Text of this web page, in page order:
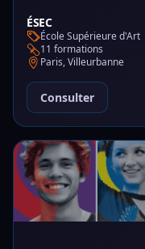
ÉSEC
École Supérieure d'Art
11 formations
Paris, Villeurbanne
Consulter